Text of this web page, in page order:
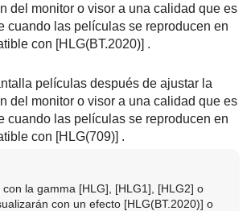
del monitor o visor a una calidad que es
cuando las películas se reproducen en
con [HLG(BT.2020)] .
películas después de ajustar la
del monitor o visor a una calidad que es
cuando las películas se reproducen en
con [HLG(709)] .
la gamma [HLG] [HLG1] [HLG2] o
con un efecto [HLG(BT.2020)] o